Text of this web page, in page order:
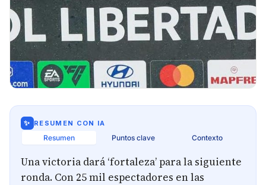
✨ RESUMEN CON IA
Resumen Puntos clave Contexto
Una victoria dará ‘fortaleza’ para la siguiente
ronda. Con 25 mil espectadores en las